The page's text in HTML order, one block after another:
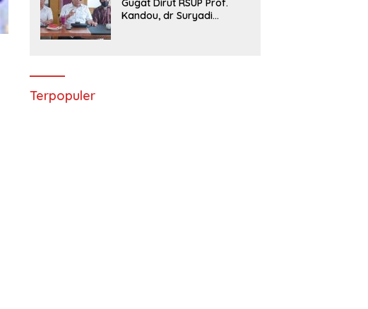
Gugat Dirut RSUP Prof.
Kandou, dr Suryadi
Terpopuler